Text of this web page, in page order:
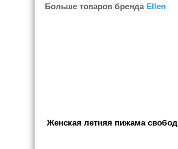
Больше товаров бренда Ellen
Женская летняя пижама